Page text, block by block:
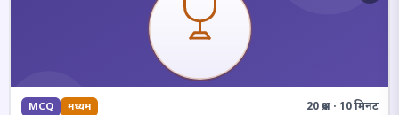
MCQ मध्यम 20 प्रश्न · 10 मिनट